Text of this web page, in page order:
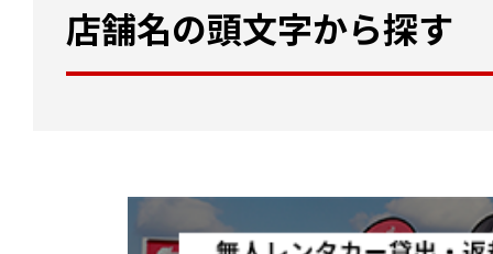
店舗名の頭文字から探す